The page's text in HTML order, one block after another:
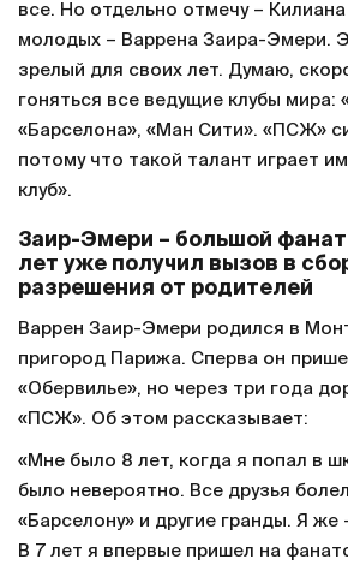
все. Но отдельно отмечу –
молодых – Варрена Заира-Эмери.
зрелый для своих лет. Думаю,
гоняться все ведущие клубы мира:
«Барселона», «Ман Сити». «ПСЖ»
потому что такой талант играет
клуб».
Заир-Эмери – большой
лет уже получил вызов в
разрешения от родителей
Варрен Заир-Эмери родился в
пригород Парижа. Сперва он
«Обервилье», но через три года
«ПСЖ». Об этом рассказывает:
«Мне было 8 лет, когда я попал в
было невероятно. Все друзья
«Барселону» и другие гранды. Я
В 7 лет я впервые пришел на